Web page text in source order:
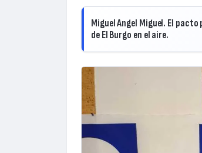
Miguel Angel Miguel. El
de El Burgo en el aire.